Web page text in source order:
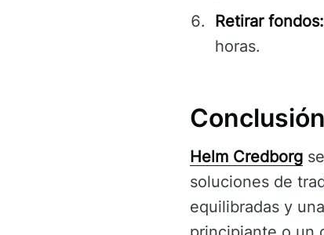
Retirar fondos:
horas.
Conclusión
Helm Credborg
soluciones de
equilibradas y